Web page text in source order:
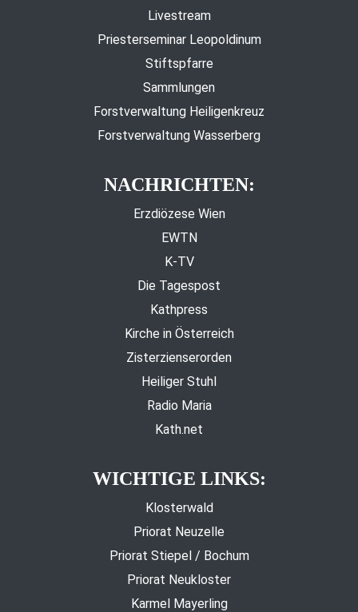
Livestream
Priesterseminar Leopoldinum
Stiftspfarre
Sammlungen
Forstverwaltung Heiligenkreuz
Forstverwaltung Wasserberg
NACHRICHTEN:
Erzdiözese Wien
EWTN
K-TV
Die Tagespost
Kathpress
Kirche in Österreich
Zisterzienserorden
Heiliger Stuhl
Radio Maria
Kath.net
WICHTIGE LINKS:
Klosterwald
Priorat Neuzelle
Priorat Stiepel / Bochum
Priorat Neukloster
Karmel Mayerling